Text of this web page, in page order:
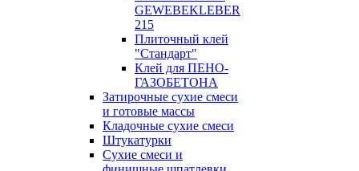
GEWEBEKLEBER
215
Плиточный клей
"Стандарт"
Клей для ПЕНО-
ГАЗОБЕТОНА
Затирочные сухие смеси
и готовые массы
Кладочные сухие смеси
Штукатурки
Сухие смеси и